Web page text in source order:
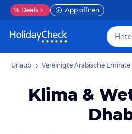
% Deals App öffnen
Urlaub Vereinigte Arabische Emirate
Klima &